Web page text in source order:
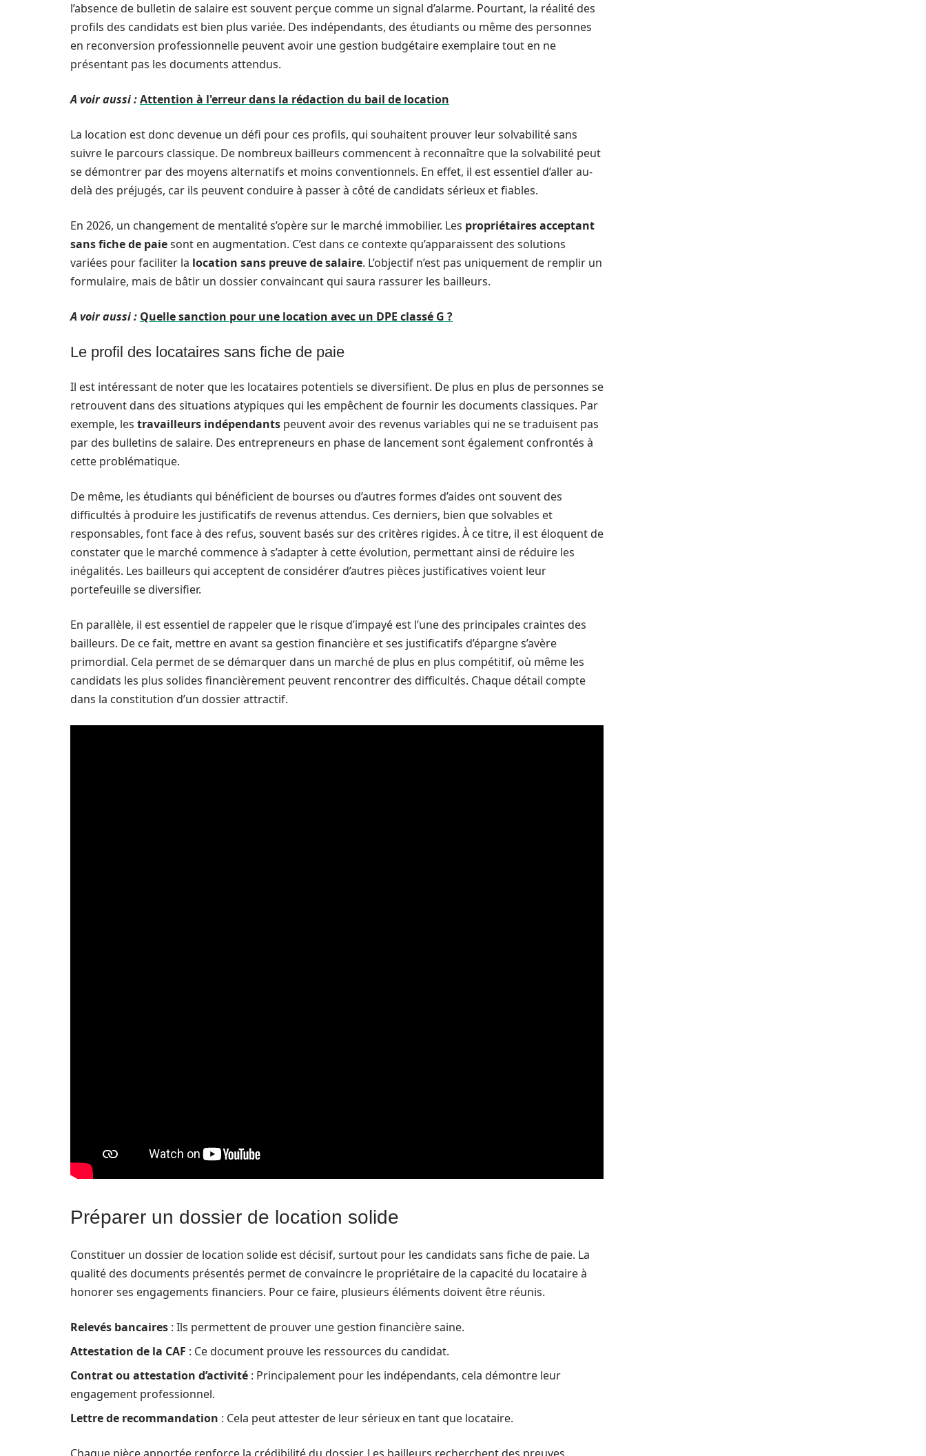
l’absence de bulletin de salaire est souvent perçue comme un signal d’alarme. Pourtant, la réalité des
profils des candidats est bien plus variée. Des indépendants, des étudiants ou même des personnes
en reconversion professionnelle peuvent avoir une gestion budgétaire exemplaire tout en ne
présentant pas les documents attendus.
A voir aussi :Attention à l'erreur dans la rédaction du bail de location
La location est donc devenue un défi pour ces profils, qui souhaitent prouver leur solvabilité sans
suivre le parcours classique. De nombreux bailleurs commencent à reconnaître que la solvabilité peut
se démontrer par des moyens alternatifs et moins conventionnels. En effet, il est essentiel d’aller au-
delà des préjugés, car ils peuvent conduire à passer à côté de candidats sérieux et fiables.
En 2026, un changement de mentalité s’opère sur le marché immobilier. Les propriétaires acceptant
sans fiche de paiesont en augmentation. C’est dans ce contexte qu’apparaissent des solutions
variées pour faciliter la location sans preuve de salaire. L’objectif n’est pas uniquement de remplir un
formulaire, mais de bâtir un dossier convaincant qui saura rassurer les bailleurs.
A voir aussi : Quelle sanction pour une location avec un DPE classé G ?
Le profil des locataires sans fiche de paie
Il est intéressant de noter que les locataires potentiels se diversifient. De plus en plus de personnes se
retrouvent dans des situations atypiques qui les empêchent de fournir les documents classiques. Par
exemple, les travailleurs indépendants peuvent avoir des revenus variables qui ne se traduisent pas
par des bulletins de salaire. Des entrepreneurs en phase de lancement sont également confrontés à
cette problématique.
De même, les étudiants qui bénéficient de bourses ou d’autres formes d’aides ont souvent des
difficultés à produire les justificatifs de revenus attendus. Ces derniers, bien que solvables et
responsables, font face à des refus, souvent basés sur des critères rigides. À ce titre, il est éloquent de
constater que le marché commence à s’adapter à cette évolution, permettant ainsi de réduire les
inégalités. Les bailleurs qui acceptent de considérer d’autres pièces justificatives voient leur
portefeuille se diversifier.
En parallèle, il est essentiel de rappeler que le risque d’impayé est l’une des principales craintes des
bailleurs. De ce fait, mettre en avant sa gestion financière et ses justificatifs d’épargne s’avère
primordial. Cela permet de se démarquer dans un marché de plus en plus compétitif, où même les
candidats les plus solides financièrement peuvent rencontrer des difficultés. Chaque détail compte
dans la constitution d’un dossier attractif.
Préparer un dossier de location solide
Constituer un dossier de location solide est décisif, surtout pour les candidats sans fiche de paie. La
qualité des documents présentés permet de convaincre le propriétaire de la capacité du locataire à
honorer ses engagements financiers. Pour ce faire, plusieurs éléments doivent être réunis.
Relevés bancaires : Ils permettent de prouver une gestion financière saine.
Attestation de la CAF : Ce document prouve les ressources du candidat.
Contrat ou attestation d’activité : Principalement pour les indépendants, cela démontre leur
engagement professionnel.
Lettre de recommandation : Cela peut attester de leur sérieux en tant que locataire.